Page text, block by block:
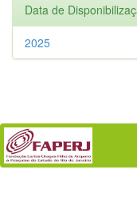
Data de
2025